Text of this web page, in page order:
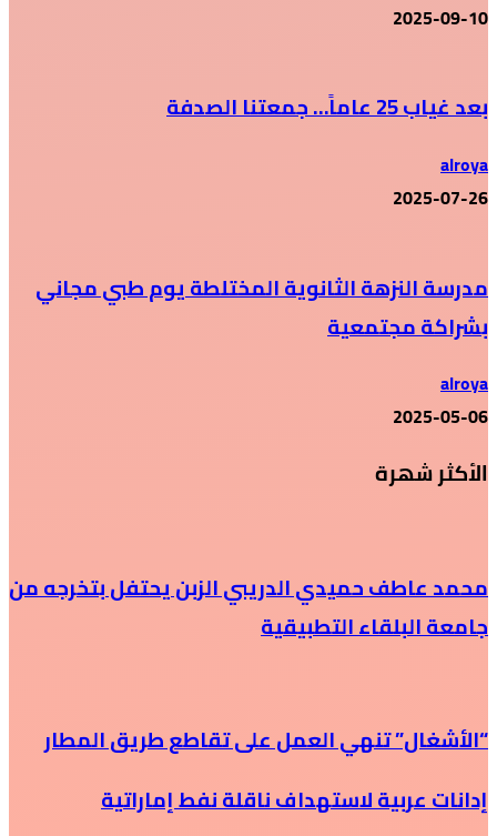
2025-09-10
بعد غياب 25 عاماً… جمعتنا الصدفة
alroya
2025-07-26
مدرسة النزهة الثانوية المختلطة يوم طبي مجاني
بشراكة مجتمعية
alroya
2025-05-06
الأكثر شهرة
محمد عاطف حميدي الدريبي الزبن يحتفل بتخرجه من
جامعة البلقاء التطبيقية
“الأشغال” تنهي العمل على تقاطع طريق المطار
إدانات عربية لاستهداف ناقلة نفط إماراتية